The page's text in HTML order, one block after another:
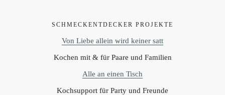
SCHMECKENTDECKER PROJEKTE
Von Liebe allein wird keiner satt
Kochen mit & für Paare und Familien
Alle an einen Tisch
Kochsupport für Party und Freunde